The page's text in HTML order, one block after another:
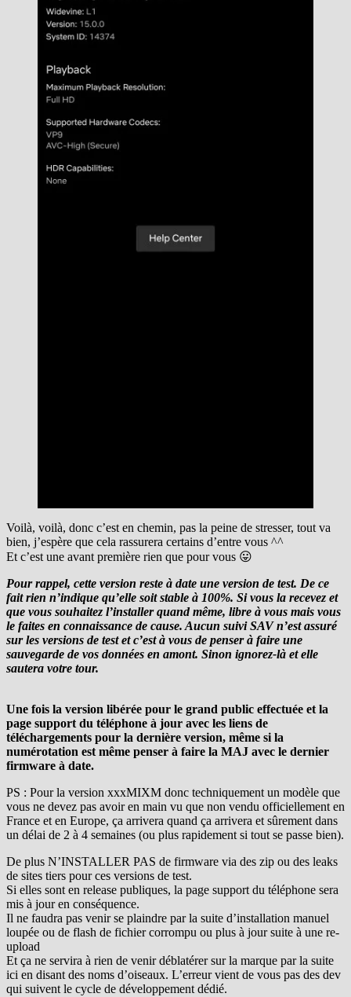
Voilà, voilà, donc c’est en chemin, pas la peine de stresser, tout va
bien, j’espère que cela rassurera certains d’entre vous ^^
Et c’est une avant première rien que pour vous 😛
Pour rappel, cette version reste à date une version de test. De ce
fait rien n’indique qu’elle soit stable à 100%. Si vous la recevez et
que vous souhaitez l’installer quand même, libre à vous mais vous
le faites en connaissance de cause. Aucun suivi SAV n’est assuré
sur les versions de test et c’est à vous de penser à faire une
sauvegarde de vos données en amont. Sinon ignorez-là et elle
sautera votre tour.
Une fois la version libérée pour le grand public effectuée et la
page support du téléphone à jour avec les liens de
téléchargements pour la dernière version, même si la
numérotation est même penser à faire la MAJ avec le dernier
firmware à date.
PS : Pour la version xxxMIXM donc techniquement un modèle que
vous ne devez pas avoir en main vu que non vendu officiellement en
France et en Europe, ça arrivera quand ça arrivera et sûrement dans
un délai de 2 à 4 semaines (ou plus rapidement si tout se passe bien).
De plus N’INSTALLER PAS de firmware via des zip ou des leaks
de sites tiers pour ces versions de test.
Si elles sont en release publiques, la page support du téléphone sera
mis à jour en conséquence.
Il ne faudra pas venir se plaindre par la suite d’installation manuel
loupée ou de flash de fichier corrompu ou plus à jour suite à une re-
upload
Et ça ne servira à rien de venir déblatérer sur la marque par la suite
ici en disant des noms d’oiseaux. L’erreur vient de vous pas des dev
qui suivent le cycle de développement dédié.